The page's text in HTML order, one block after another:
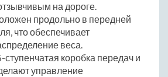
на дороге.
продольно в передней
что обеспечивает
веса.
коробка передач и
управление